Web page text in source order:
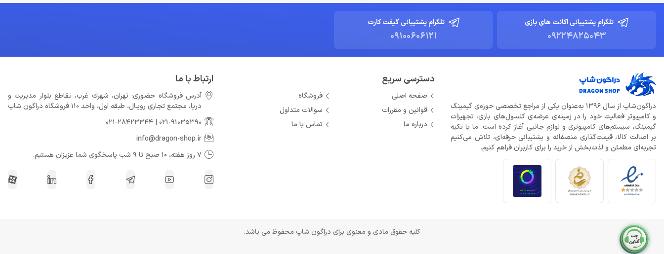
تلگرام پشتیبانی اکانت های بازی
09224825043
تلگرام پشتیبانی گیفت کارت
09100606121
دراگون‌شاپ از سال 1396 به‌عنوان یکی از مراجع تخصصی حوزه‌ی گیمینگ
و کامپیوتر فعالیت خود را در زمینه‌ی عرضه‌ی کنسول‌های بازی، تجهیزات
گیمینگ، سیستم‌های کامپیوتری و لوازم جانبی آغاز کرده است. ما با تکیه
بر اصالت کالا، قیمت‌گذاری منصفانه و پشتیبانی حرفه‌ای، تلاش می‌کنیم
تجربه‌ای مطمئن و لذت‌بخش از خرید را برای کاربران فراهم کنیم.
دسترسی سریع
صفحه اصلی
فروشگاه
قوانین و مقررات
سوالات متداول
درباره ما
تماس با ما
ارتباط با ما
آدرس فروشگاه حضوری: تهران، شهرك غرب، تقاطع بلوار مدیریت و
دريا، مجتمع تجارى رويـال، طبقه اول، واحد 110 فروشگاه دراگون شاپ
021-91035390
021-28423344
info@dragon-shop.ir
7 روز هفته، 10 صبح تا 9 شب پاسخگوی شما عزیزان هستیم.
کلیه حقوق مادی و معنوی برای دراگون شاپ محفوظ می باشد.